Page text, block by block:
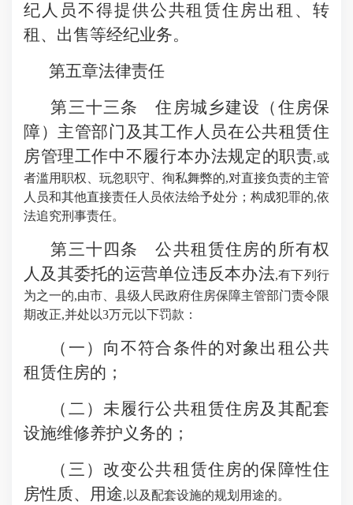
纪人员不得提供公共租赁住房出租、转
租、出售等经纪业务。
第五章法律责任
第三十三条 住房城乡建设（住房保
障）主管部门及其工作人员在公共租赁住
房管理工作中不履行本办法规定的职责,或
者滥用职权、玩忽职守、徇私舞弊的,对直接负责的主管
人员和其他直接责任人员依法给予处分；构成犯罪的,依
法追究刑事责任。
第三十四条 公共租赁住房的所有权
人及其委托的运营单位违反本办法,有下列行
为之一的,由市、县级人民政府住房保障主管部门责令限
期改正,并处以3万元以下罚款：
（一）向不符合条件的对象出租公共
租赁住房的；
（二）未履行公共租赁住房及其配套
设施维修养护义务的；
（三）改变公共租赁住房的保障性住
房性质、用途,以及配套设施的规划用途的。